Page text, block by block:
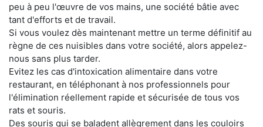
peu à peu l'œuvre de vos mains, une société bâtie avec
tant d'efforts et de travail.
Si vous voulez dès maintenant mettre un terme définitif au
règne de ces nuisibles dans votre société, alors appelez-
nous sans plus tarder.
Evitez les cas d'intoxication alimentaire dans votre
restaurant, en téléphonant à nos professionnels pour
l'élimination réellement rapide et sécurisée de tous vos
rats et souris.
Des souris qui se baladent allègrement dans les couloirs